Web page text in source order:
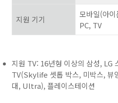
지원 기기
모바일(아이
PC, TV
지원 TV: 16년형 이상의 삼성, LG
TV(Skylife 셋톱 박스, 미박스, 뷰
대, Ultra), 플레이스테이션